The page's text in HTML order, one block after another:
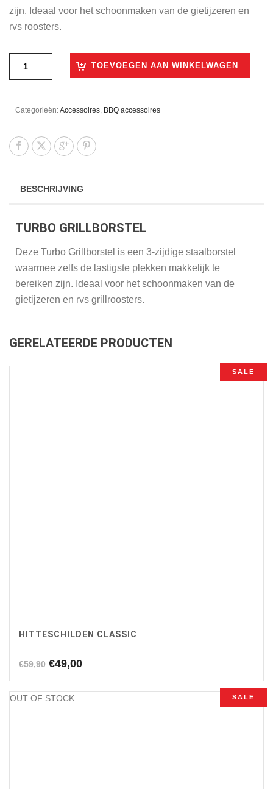
zijn. Ideaal voor het schoonmaken van de gietijzeren en
rvs roosters.
TOEVOEGEN AAN WINKELWAGEN
Categorieën:Accessoires BBQ accessoires
BESCHRIJVING
TURBO GRILLBORSTEL
Deze Turbo Grillborstel is een 3-zijdige staalborstel
waarmee zelfs de lastigste plekken makkelijk te
bereiken zijn. Ideaal voor het schoonmaken van de
gietijzeren en rvs grillroosters.
GERELATEERDE PRODUCTEN
SALE
HITTESCHILDEN CLASSIC
€59,90 Oorspronkelijke
was:
€59,90.
€49,00Huidige
is:
OUT OF STOCK SALE